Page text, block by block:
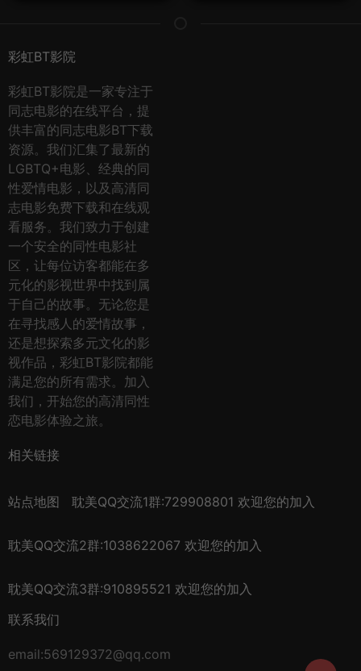
彩虹BT影院
彩虹BT影院是一家专注于
同志电影的在线平台，提
供丰富的同志电影BT下载
资源。我们汇集了最新的
LGBTQ+电影、经典的同
性爱情电影，以及高清同
志电影免费下载和在线观
看服务。我们致力于创建
一个安全的同性电影社
区，让每位访客都能在多
元化的影视世界中找到属
于自己的故事。无论您是
在寻找感人的爱情故事，
还是想探索多元文化的影
视作品，彩虹BT影院都能
满足您的所有需求。加入
我们，开始您的高清同性
恋电影体验之旅。
相关链接
站点地图 耽美QQ交流1群:729908801 欢迎您的加入
耽美QQ交流2群:1038622067 欢迎您的加入
耽美QQ交流3群:910895521 欢迎您的加入
联系我们
email:569129372@qq.com